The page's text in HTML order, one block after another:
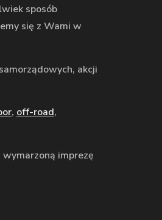
sposób
się z Wami w
akcji
, off-road,
imprezę